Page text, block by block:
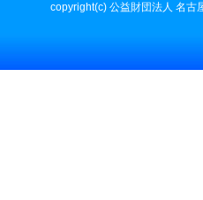
copyright(c) 公益財団法人 名古